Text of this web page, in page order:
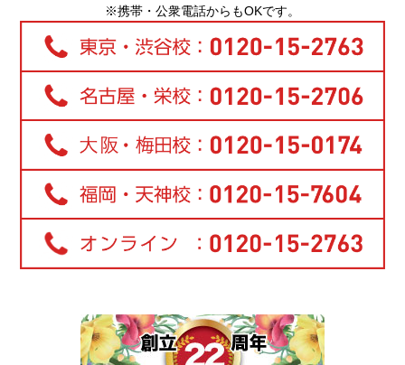
※携帯・公衆電話からもOKです。